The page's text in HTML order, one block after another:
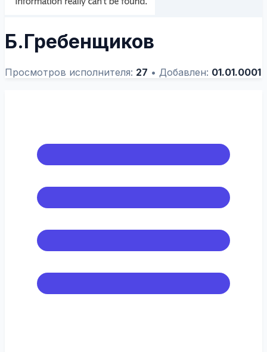
Б.Гребенщиков
Просмотров исполнителя: 27 • Добавлен: 01.01.0001